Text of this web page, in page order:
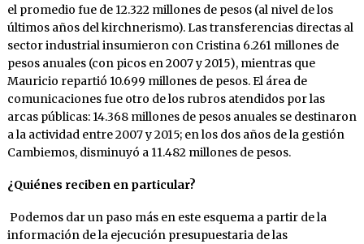
el promedio fue de 12.322 millones de pesos (al nivel de los
últimos años del kirchnerismo). Las transferencias directas al
sector industrial insumieron con Cristina 6.261 millones de
pesos anuales (con picos en 2007 y 2015), mientras que
Mauricio repartió 10.699 millones de pesos. El área de
comunicaciones fue otro de los rubros atendidos por las
arcas públicas: 14.368 millones de pesos anuales se destinaron
a la actividad entre 2007 y 2015; en los dos años de la gestión
Cambiemos, disminuyó a 11.482 millones de pesos.
¿Quiénes reciben en particular?
Podemos dar un paso más en este esquema a partir de la
información de la ejecución presupuestaria de las